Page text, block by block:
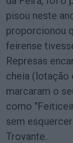
pisou neste
proporcionou
feirense
Represas
cheia (lotação
marcaram o
como
sem
Trovante.